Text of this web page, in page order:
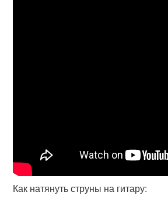
Как натянуть струны на гитару: